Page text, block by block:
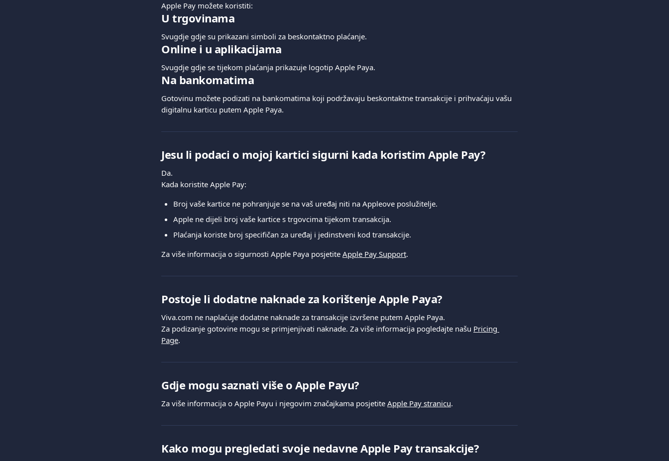
Apple Pay možete koristiti:
U trgovinama
Svugdje gdje su prikazani simboli za beskontaktno plaćanje.
Online i u aplikacijama
Svugdje gdje se tijekom plaćanja prikazuje logotip Apple Paya.
Na bankomatima
Gotovinu možete podizati na bankomatima koji podržavaju beskontaktne transakcije i prihvaćaju vašu
digitalnu karticu putem Apple Paya.
Jesu li podaci o mojoj kartici sigurni kada koristim Apple Pay?
Da.
Kada koristite Apple Pay:
Broj vaše kartice ne pohranjuje se na vaš uređaj niti na Appleove poslužitelje.
Apple ne dijeli broj vaše kartice s trgovcima tijekom transakcija.
Plaćanja koriste broj specifičan za uređaj i jedinstveni kod transakcije.
Za više informacija o sigurnosti Apple Paya posjetite Apple Pay Support.
Postoje li dodatne naknade za korištenje Apple Paya?
Viva.com ne naplaćuje dodatne naknade za transakcije izvršene putem Apple Paya.
Za podizanje gotovine mogu se primjenjivati naknade. Za više informacija pogledajte našu Pricing
Page.
Gdje mogu saznati više o Apple Payu?
Za više informacija o Apple Payu i njegovim značajkama posjetite Apple Pay stranicu.
Kako mogu pregledati svoje nedavne Apple Pay transakcije?